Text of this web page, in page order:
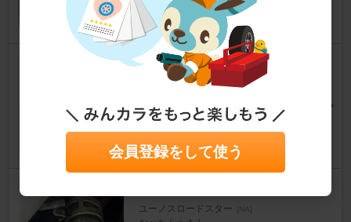
プラグ交換とピストンカーボン
とねがわさん
6
ユーノスロードスター [NA]
会員登録をして使う